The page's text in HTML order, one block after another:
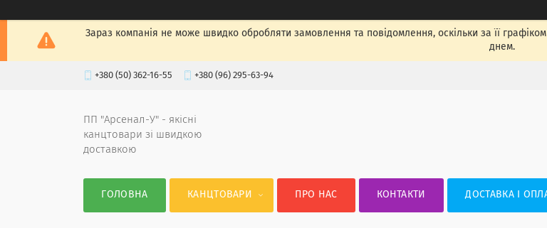
Зараз компанія не може швидко обробляти замовлення та повідомлення, оскільки за її
днем.
+380 (50) 362-16-55 +380 (96) 295-63-94
ПП "Арсенал-У" - якісні
канцтовари зі швидкою
доставкою
ГОЛОВНА КАНЦТОВАРИ ПРО НАС КОНТАКТИ ДОСТАВКА І